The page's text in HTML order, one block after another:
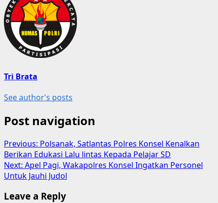
Tri Brata
See author's posts
Post navigation
Previous: Polsanak, Satlantas Polres Konsel Kenalkan
Berikan Edukasi Lalu lintas Kepada Pelajar SD
Next: Apel Pagi, Wakapolres Konsel Ingatkan Personel
Untuk Jauhi Judol
Leave a Reply